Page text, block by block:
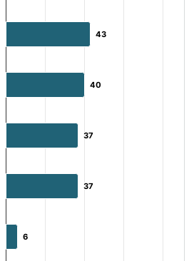
43
43
40
40
37
37
37
37
6
6